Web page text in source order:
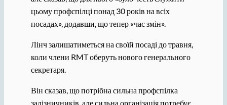
цьому профспілці понад 30 років на всіх
посадах», додавши, що тепер «час змін».
Лінч залишатиметься на своїй посаді до травня,
коли члени RMT оберуть нового генерального
секретаря.
Він сказав, що потрібна сильна профспілка
залізничників, але сильна організація потребує